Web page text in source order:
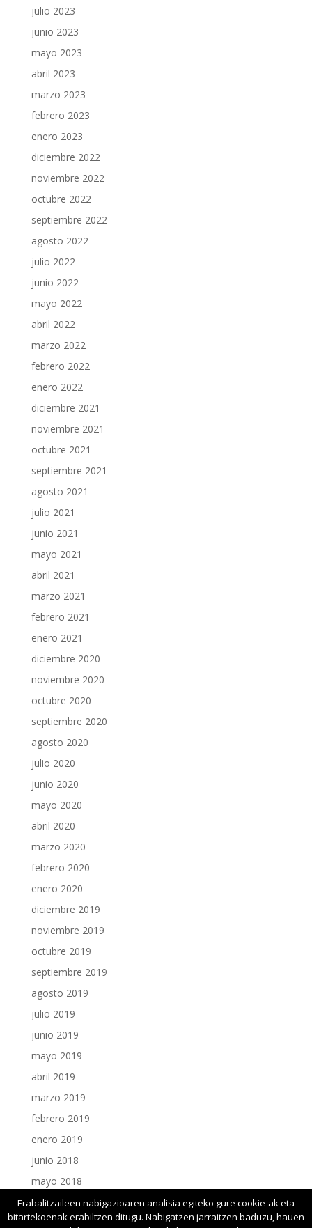
julio 2023
junio 2023
mayo 2023
abril 2023
marzo 2023
febrero 2023
enero 2023
diciembre 2022
noviembre 2022
octubre 2022
septiembre 2022
agosto 2022
julio 2022
junio 2022
mayo 2022
abril 2022
marzo 2022
febrero 2022
enero 2022
diciembre 2021
noviembre 2021
octubre 2021
septiembre 2021
agosto 2021
julio 2021
junio 2021
mayo 2021
abril 2021
marzo 2021
febrero 2021
enero 2021
diciembre 2020
noviembre 2020
octubre 2020
septiembre 2020
agosto 2020
julio 2020
junio 2020
mayo 2020
abril 2020
marzo 2020
febrero 2020
enero 2020
diciembre 2019
noviembre 2019
octubre 2019
septiembre 2019
agosto 2019
julio 2019
junio 2019
mayo 2019
abril 2019
marzo 2019
febrero 2019
enero 2019
junio 2018
mayo 2018
enero 2018
Erabalitzaileen nabigazioaren analisia egiteko gure cookie-ak eta
bitartekoenak erabiltzen ditugu. Nabigatzen jarraitzen baduzu, hauen